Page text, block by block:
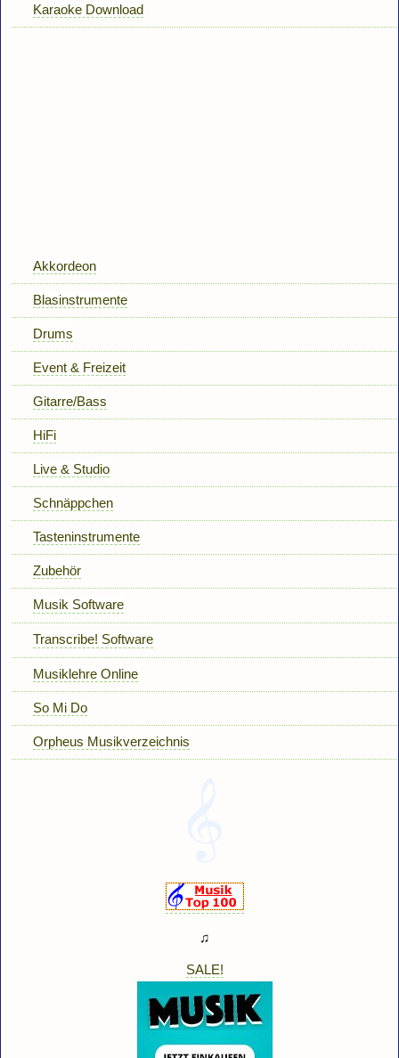
Karaoke Download
Akkordeon
Blasinstrumente
Drums
Event & Freizeit
Gitarre/Bass
HiFi
Live & Studio
Schnäppchen
Tasteninstrumente
Zubehör
Musik Software
Transcribe! Software
Musiklehre Online
So Mi Do
Orpheus Musikverzeichnis
♫
SALE!